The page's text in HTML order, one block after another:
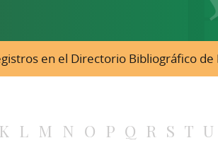
en el Directorio Bibliográfico de
K L M N O P Q R S T U